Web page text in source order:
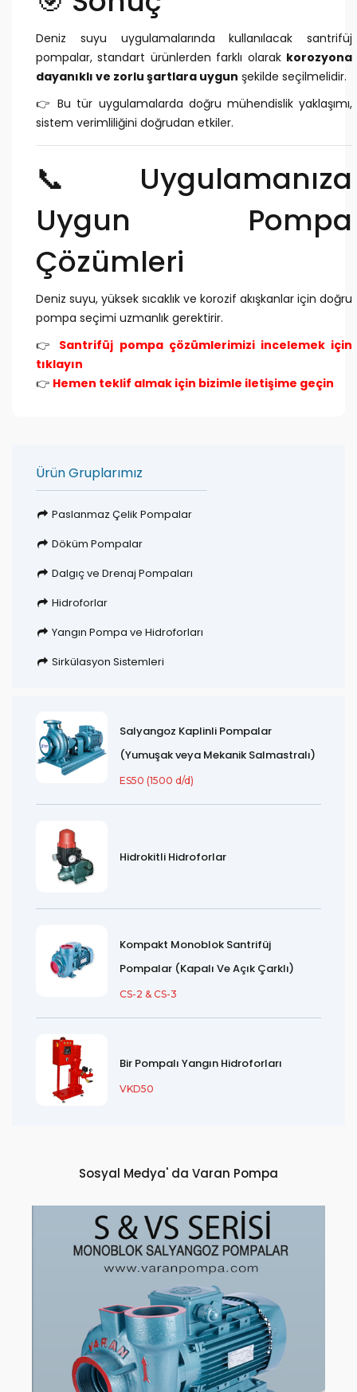
Deniz suyu uygulamalarında kullanılacak santrifüj
pompalar, standart ürünlerden farklı olarak korozyona
dayanıklı ve zorlu şartlara uygun şekilde seçilmelidir.
👉 Bu tür uygulamalarda doğru mühendislik yaklaşımı,
sistem verimliliğini doğrudan etkiler.
📞 Uygulamanıza
Uygun Pompa
Çözümleri
Deniz suyu, yüksek sıcaklık ve korozif akışkanlar için doğru
pompa seçimi uzmanlık gerektirir.
👉 Santrifüj pompa çözümlerimizi incelemek için
tıklayın
👉 Hemen teklif almak için bizimle iletişime geçin
Ürün Gruplarımız
Paslanmaz Çelik Pompalar
Döküm Pompalar
Dalgıç ve Drenaj Pompaları
Hidroforlar
Yangın Pompa ve Hidroforları
Sirkülasyon Sistemleri
Salyangoz Kaplinli Pompalar
(Yumuşak veya Mekanik Salmastralı)
ES50 (1500 d/d)
Hidrokitli Hidroforlar
Kompakt Monoblok Santrifüj
Pompalar (Kapalı Ve Açık Çarklı)
CS-2 & CS-3
Bir Pompalı Yangın Hidroforları
VKD50
Sosyal Medya' da Varan Pompa